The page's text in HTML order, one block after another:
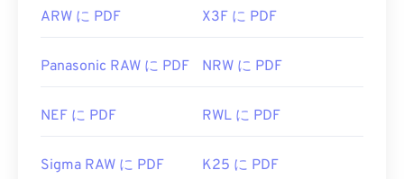
ARW に PDF X3F に PDF
Panasonic RAW に PDF NRW に PDF
NEF に PDF RWL に PDF
Sigma RAW に PDF K25 に PDF